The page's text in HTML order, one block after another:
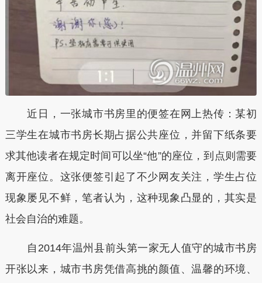
近日，一张城市书房里的便签在网上热传：某初
三学生在城市书房长期占据公共座位，并留下纸条要
求其他读者在规定时间可以坐“他”的座位，到点则需要
离开座位。这张便签引起了不少网友关注，学生占位
现象屡见不鲜，笔者认为，这种现象凸显的，其实是
社会自治的难题。
自2014年温州县前头第一家无人值守的城市书房
开张以来，城市书房凭借高挑的颜值、温馨的环境、